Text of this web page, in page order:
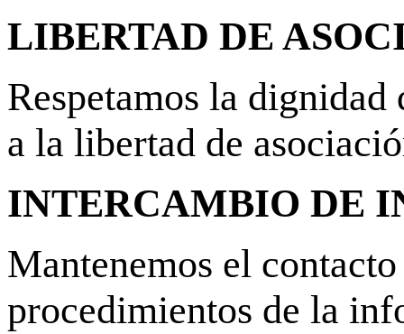
LIBERTAD DE
Respetamos la dignidad
a la libertad de
INTERCAMBIO DE
Mantenemos el
procedimientos de la